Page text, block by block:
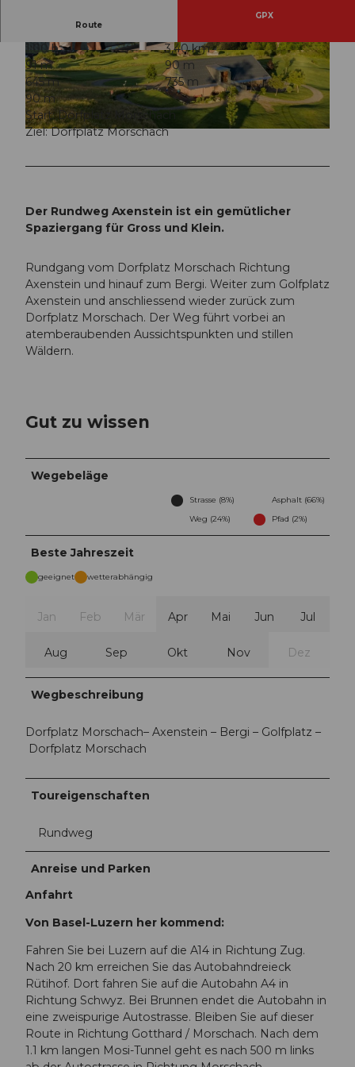
© Stoos-Muotatal Tourismus
© Stoos-Muotatal Tourismus, Stoos-Muotatal T
ourismus
© Stoos-Muotatal Tourismus, Stoos-Muotatal T
ourismus
Route
GPX
1:00 h
3,40 km
91 m
90 m
645 m
735 m
90 m
Start: Dorfplatz Morschach
Ziel: Dorfplatz Morschach
Der Rundweg Axenstein ist ein gemütlicher
Spaziergang für Gross und Klein.
Rundgang vom Dorfplatz Morschach Richtung
Axenstein und hinauf zum Bergi. Weiter zum Golfplatz
Axenstein und anschliessend wieder zurück zum
Dorfplatz Morschach. Der Weg führt vorbei an
atemberaubenden Aussichtspunkten und stillen
Wäldern.
Gut zu wissen
Wegebeläge
Strasse (8%)
Asphalt (66%)
Weg (24%)
Pfad (2%)
Beste Jahreszeit
geeignet wetterabhängig
Jan Feb Mär Apr Mai Jun Jul
Aug Sep Okt Nov Dez
Wegbeschreibung
Dorfplatz Morschach– Axenstein – Bergi – Golfplatz –
Dorfplatz Morschach
Toureigenschaften
Rundweg
Anreise und Parken
Anfahrt
Von Basel-Luzern her kommend:
Fahren Sie bei Luzern auf die A14 in Richtung Zug.
Nach 20 km erreichen Sie das Autobahndreieck
Rütihof. Dort fahren Sie auf die Autobahn A4 in
Richtung Schwyz. Bei Brunnen endet die Autobahn in
eine zweispurige Autostrasse. Bleiben Sie auf dieser
Route in Richtung Gotthard / Morschach. Nach dem
1.1 km langen Mosi-Tunnel geht es nach 500 m links